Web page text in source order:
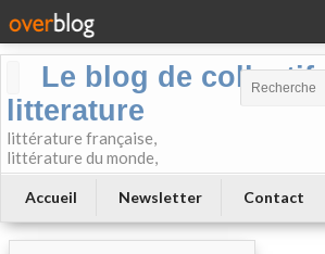
Le blog de collectif-
litterature
littérature française,
littérature du monde,
Accueil Newsletter Contact